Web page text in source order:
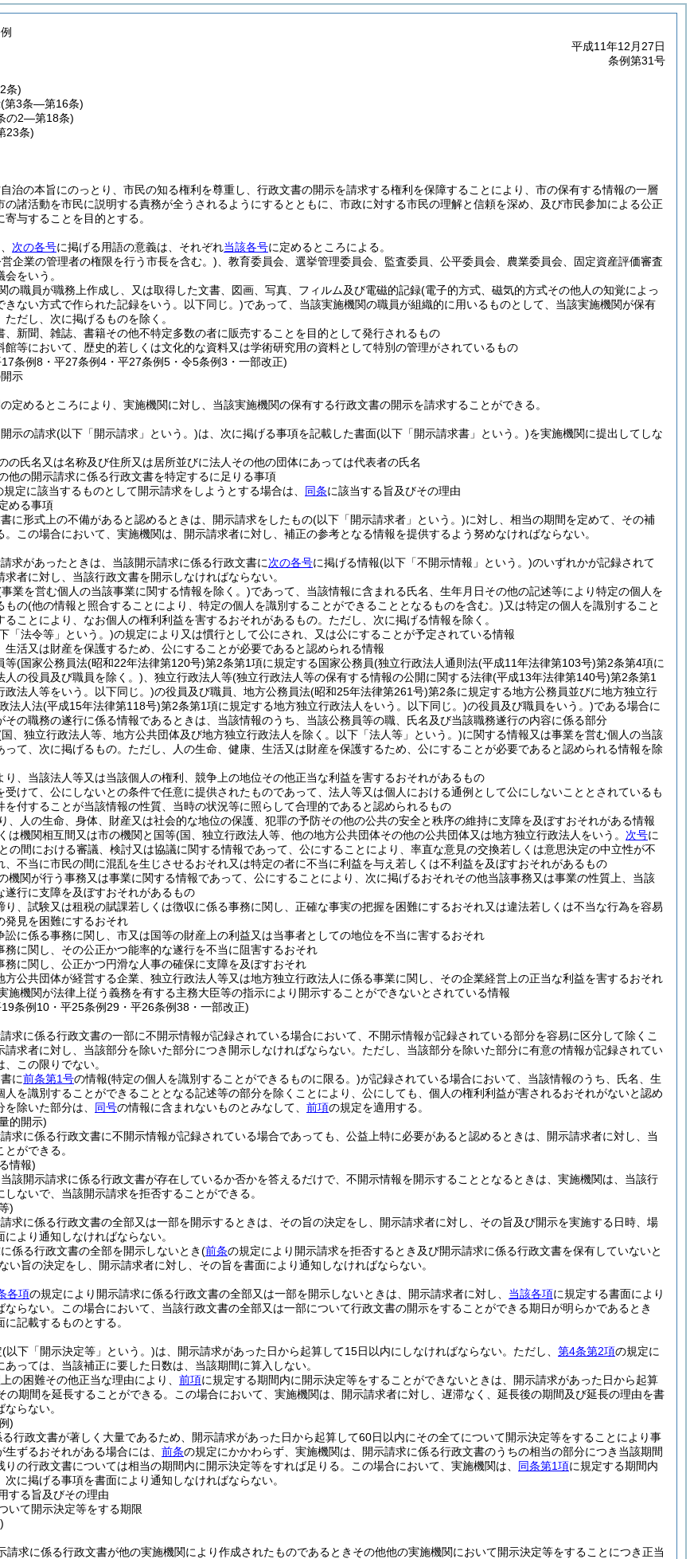
平成11年12月27日
条例第31号
条)
(第3条―第16条)
の2―第18条)
23条)
治の本旨にのっとり、市民の知る権利を尊重し、行政文書の開示を請求する権利を保障することにより、市の保有する情報の一層
の諸活動を市民に説明する責務が全うされるようにするとともに、市政に対する市民の理解と信頼を深め、及び市民参加による公正
与することを目的とする。
次の各号に掲げる用語の意義は、それぞれ当該各号に定めるところによる。
企業の管理者の権限を行う市長を含む。) 、教育委員会、選挙管理委員会、監査委員、公平委員会、農業委員会、固定資産評価審査
をいう。
職員が職務上作成し、又は取得した文書、図画、写真、フィルム及び電磁的記録(電子的方式、磁気的方式その他人の知覚によっ
きない方式で作られた記録をいう。以下同じ。)であって、当該実施機関の職員が組織的に用いるものとして、当該実施機関が保有
ただし、次に掲げるものを除く。
、新聞、雑誌、書籍その他不特定多数の者に販売することを目的として発行されるもの
館等において、歴史的若しくは文化的な資料又は学術研究用の資料として特別の管理がされているもの
条例8・平27条例4・平27条例5・令5条例3・一部改正)
示
定めるところにより、実施機関に対し、当該実施機関の保有する行政文書の開示を請求することができる。
示の請求(以下「開示請求」という。)は、次に掲げる事項を記載した書面(以下「開示請求書」という。)を実施機関に提出してしな
の氏名又は名称及び住所又は居所並びに法人その他の団体にあっては代表者の氏名
他の開示請求に係る行政文書を特定するに足りる事項
規定に該当するものとして開示請求をしようとする場合は、 同条に該当する旨及びその理由
める事項
に形式上の不備があると認めるときは、開示請求をしたもの(以下「開示請求者」という。)に対し、相当の期間を定めて、その補
この場合において、実施機関は、開示請求者に対し、補正の参考となる情報を提供するよう努めなければならない。
求があったときは、当該開示請求に係る行政文書に次の各号に掲げる情報(以下「不開示情報」という。)のいずれかが記録されて
者に対し、当該行政文書を開示しなければならない。
業を営む個人の当該事業に関する情報を除く。)であって、当該情報に含まれる氏名、生年月日その他の記述等により特定の個人を
もの(他の情報と照合することにより、特定の個人を識別することができることとなるものを含む。)又は特定の個人を識別すること
ることにより、なお個人の権利利益を害するおそれがあるもの。 ただし、次に掲げる情報を除く。
「法令等」という。)の規定により又は慣行として公にされ、又は公にすることが予定されている情報
生活又は財産を保護するため、公にすることが必要であると認められる情報
等(国家公務員法(昭和22年法律第120号)第2条第1項に規定する国家公務員(独立行政法人通則法(平成11年法律第103号)第2条第4項に
人の役員及び職員を除く。) 、独立行政法人等(独立行政法人等の保有する情報の公開に関する法律(平成13年法律第140号)第2条第1
政法人等をいう。以下同じ。)の役員及び職員、地方公務員法(昭和25年法律第261号)第2条に規定する地方公務員並びに地方独立行
法人法(平成15年法律第118号)第2条第1項に規定する地方独立行政法人をいう。以下同じ。)の役員及び職員をいう。)である場合に
その職務の遂行に係る情報であるときは、当該情報のうち、当該公務員等の職、氏名及び当該職務遂行の内容に係る部分
、独立行政法人等、地方公共団体及び地方独立行政法人を除く。以下「法人等」という。)に関する情報又は事業を営む個人の当該
て、次に掲げるもの。 ただし、人の生命、健康、生活又は財産を保護するため、公にすることが必要であると認められる情報を除
り、当該法人等又は当該個人の権利、競争上の地位その他正当な利益を害するおそれがあるもの
受けて、公にしないとの条件で任意に提供されたものであって、法人等又は個人における通例として公にしないこととされているも
を付することが当該情報の性質、当時の状況等に照らして合理的であると認められるもの
、人の生命、身体、財産又は社会的な地位の保護、犯罪の予防その他の公共の安全と秩序の維持に支障を及ぼすおそれがある情報
は機関相互間又は市の機関と国等(国、独立行政法人等、他の地方公共団体その他の公共団体又は地方独立行政法人をいう。 次号に
の間における審議、検討又は協議に関する情報であって、公にすることにより、率直な意見の交換若しくは意思決定の中立性が不
、不当に市民の間に混乱を生じさせるおそれ又は特定の者に不当に利益を与え若しくは不利益を及ぼすおそれがあるもの
機関が行う事務又は事業に関する情報であって、公にすることにより、次に掲げるおそれその他当該事務又は事業の性質上、当該
遂行に支障を及ぼすおそれがあるもの
り、試験又は租税の賦課若しくは徴収に係る事務に関し、正確な事実の把握を困難にするおそれ又は違法若しくは不当な行為を容易
発見を困難にするおそれ
訟に係る事務に関し、市又は国等の財産上の利益又は当事者としての地位を不当に害するおそれ
務に関し、その公正かつ能率的な遂行を不当に阻害するおそれ
務に関し、公正かつ円滑な人事の確保に支障を及ぼすおそれ
方公共団体が経営する企業、独立行政法人等又は地方独立行政法人に係る事業に関し、その企業経営上の正当な利益を害するおそれ
施機関が法律上従う義務を有する主務大臣等の指示により開示することができないとされている情報
条例10・平25条例29・平26条例38・一部改正)
求に係る行政文書の一部に不開示情報が記録されている場合において、不開示情報が記録されている部分を容易に区分して除くこ
請求者に対し、当該部分を除いた部分につき開示しなければならない。 ただし、当該部分を除いた部分に有意の情報が記録されてい
この限りでない。
に前条第1号の情報(特定の個人を識別することができるものに限る。)が記録されている場合において、当該情報のうち、氏名、生
人を識別することができることとなる記述等の部分を除くことにより、公にしても、個人の権利利益が害されるおそれがないと認め
除いた部分は、 同号の情報に含まれないものとみなして、 前項の規定を適用する。
的開示)
求に係る行政文書に不開示情報が記録されている場合であっても、公益上特に必要があると認めるときは、開示請求者に対し、当
ができる。
情報)
該開示請求に係る行政文書が存在しているか否かを答えるだけで、不開示情報を開示することとなるときは、実施機関は、当該行
ないで、当該開示請求を拒否することができる。
)
求に係る行政文書の全部又は一部を開示するときは、その旨の決定をし、開示請求者に対し、その旨及び開示を実施する日時、場
より通知しなければならない。
係る行政文書の全部を開示しないとき(前条の規定により開示請求を拒否するとき及び開示請求に係る行政文書を保有していないと
い旨の決定をし、開示請求者に対し、その旨を書面により通知しなければならない。
各項の規定により開示請求に係る行政文書の全部又は一部を開示しないときは、開示請求者に対し、 当該各項に規定する書面により
らない。
この場合において、当該行政文書の全部又は一部について行政文書の開示をすることができる期日が明らかであるとき
記載するものとする。
(以下「開示決定等」という。)は、開示請求があった日から起算して15日以内にしなければならない。 ただし、 第4条第2項の規定に
あっては、当該補正に要した日数は、当該期間に算入しない。
の困難その他正当な理由により、 前項に規定する期間内に開示決定等をすることができないときは、開示請求があった日から起算
の期間を延長することができる。
この場合において、実施機関は、開示請求者に対し、遅滞なく、延長後の期間及び延長の理由を書
らない。
)
行政文書が著しく大量であるため、開示請求があった日から起算して60日以内にその全てについて開示決定等をすることにより事
ずるおそれがある場合には、 前条の規定にかかわらず、実施機関は、開示請求に係る行政文書のうちの相当の部分につき当該期間
の行政文書については相当の期間内に開示決定等をすれば足りる。
この場合において、実施機関は、 同条第1項に規定する期間内
に掲げる事項を書面により通知しなければならない。
する旨及びその理由
いて開示決定等をする期限
請求に係る行政文書が他の実施機関により作成されたものであるときその他他の実施機関において開示決定等をすることにつき正当